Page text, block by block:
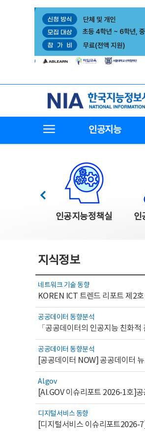
한국지능정보사회진흥원
인공지능
한국지능정보사회진흥원 주요사업
인공지능정책실 인
이전
지식정보
네트워크 기술 동향
KOREN ICT 트렌드 리포트 제2호
공공데이터 동향분석
「공공데이터의 인공지능 친화
공공데이터 동향분석
[공공데이터 NOW] 공공데이터
AI.gov
디지털서비스 동향